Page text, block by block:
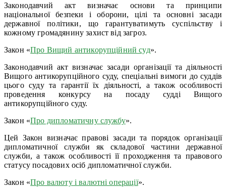
Законодавчий акт визначає основи та принципи
національної безпеки і оборони, цілі та основні засади
державної політики, що гарантуватимуть суспільству і
кожному громадянину захист від загроз.
Закон «Про Вищий антикорупційний суд».
Законодавчий акт визначає засади організації та діяльності
Вищого антикорупційного суду, спеціальні вимоги до суддів
цього суду та гарантії їх діяльності, а також особливості
проведення конкурсу на посаду судді Вищого
антикорупційного суду.
Закон «Про дипломатичну службу».
Цей Закон визначає правові засади та порядок організації
дипломатичної служби як складової частини державної
служби, а також особливості її проходження та правового
статусу посадових осіб дипломатичної служби.
Закон «Про валюту і валютні операції».